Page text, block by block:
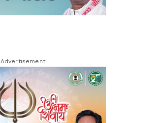
Advertisement